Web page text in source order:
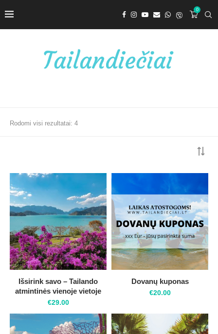
0
Rodomi visi rezultatai: 4
Išsirink savo – Tailando
atmintinės vienoje vietoje
€29.00
Dovanų kuponas
€20.00